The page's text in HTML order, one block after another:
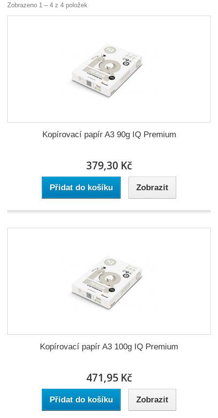
Zobrazeno 1 – 4 z 4 položek
Kopírovací papír A3 90g IQ Premium
379,30 Kč
Přidat do košíku Zobrazit
Kopírovací papír A3 100g IQ Premium
471,95 Kč
Přidat do košíku Zobrazit